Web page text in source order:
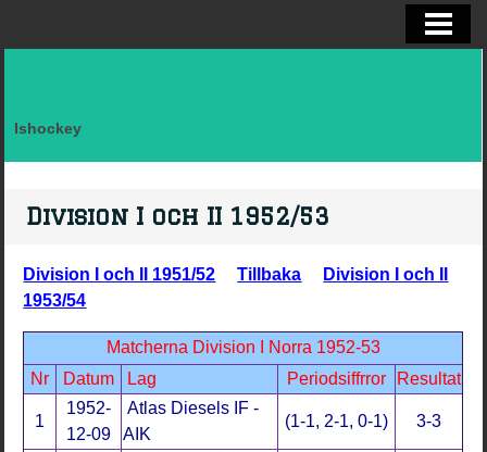
BRYNÄS IF DAM
KONTAKTA
Ishockey
Division I och II 1952/53
Division I och II 1951/52 Tillbaka
Division I och II
1953/54
Matcherna Division I Norra 1952-53
Nr
Datum Lag Periodsiffrror Resultat
1
1952-
12-09
Atlas Diesels IF -
AIK
(1-1, 2-1, 0-1) 3-3